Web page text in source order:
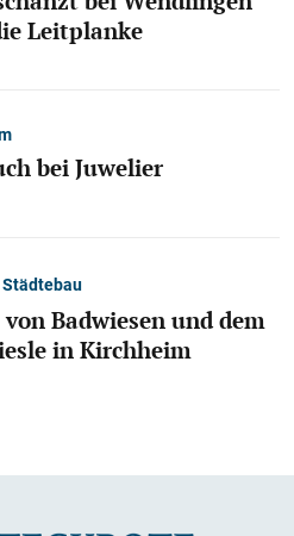
Leitplanke
bei Juwelier
Städtebau
von Badwiesen und dem
in Kirchheim